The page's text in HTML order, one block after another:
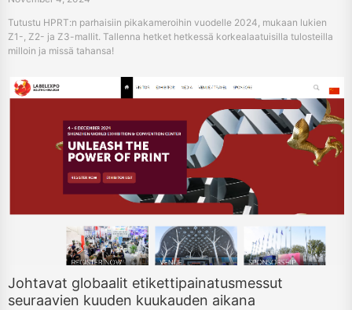
Tutustu HPRT:n parhaisiin pikakameroihin vuodelle 2024, mukaan lukien
Z1-, Z2- ja Z3-mallit. Tallenna hetket hetkessä korkealaatuisilla tulosteilla
milloin ja missä tahansa!
Johtavat globaalit etikettipainatusmessut
seuraavien kuuden kuukauden aikana